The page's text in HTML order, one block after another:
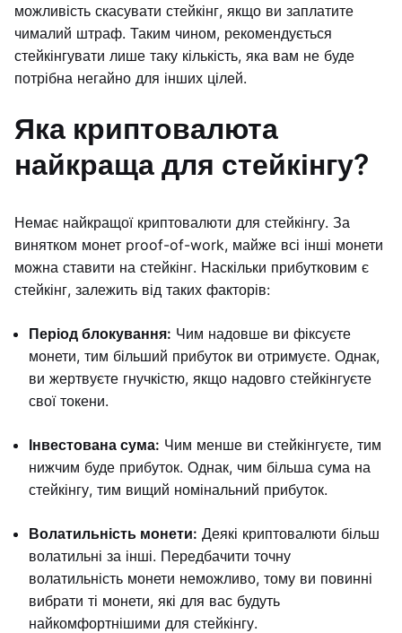
можливість скасувати стейкінг, якщо ви заплатите
чималий штраф. Таким чином, рекомендується
стейкінгувати лише таку кількість, яка вам не буде
потрібна негайно для інших цілей.
Яка криптовалюта
найкраща для стейкінгу?
Немає найкращої криптовалюти для стейкінгу. За
винятком монет proof-of-work, майже всі інші монети
можна ставити на стейкінг. Наскільки прибутковим є
стейкінг, залежить від таких факторів:
Період блокування: Чим надовше ви фіксуєте
монети, тим більший прибуток ви отримуєте. Однак,
ви жертвуєте гнучкістю, якщо надовго стейкінгуєте
свої токени.
Інвестована сума: Чим менше ви стейкінгуєте, тим
нижчим буде прибуток. Однак, чим більша сума на
стейкінгу, тим вищий номінальний прибуток.
Волатильність монети: Деякі криптовалюти більш
волатильні за інші. Передбачити точну
волатильність монети неможливо, тому ви повинні
вибрати ті монети, які для вас будуть
найкомфортнішими для стейкінгу.